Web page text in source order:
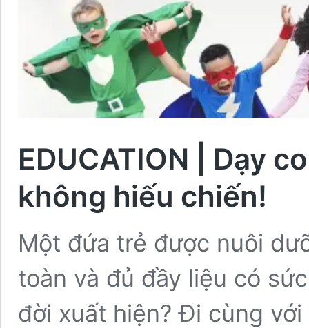
EDUCATION | Dạy
không hiếu chiến!
Một đứa trẻ được nuôi
toàn và đủ đầy liệu có
đời xuất hiện? Đi cùng